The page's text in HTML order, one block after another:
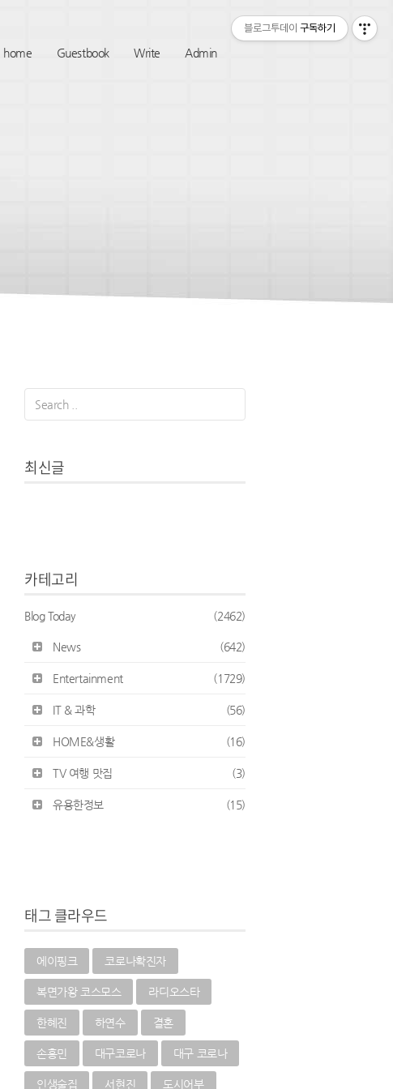
home Guestbook Write Admin
최신글
카테고리
Blog Today (2462)
News (642)
Entertainment (1729)
IT & 과학 (56)
HOME&생활 (16)
TV 여행 맛집 (3)
유용한정보 (15)
태그 클라우드
에이핑크 코로나확진자
복면가왕 코스모스 라디오스타
한혜진 하연수 결혼
손흥민 대구코로나 대구 코로나
인생술집 서현진 도시어부
블로그투데이 구독하기